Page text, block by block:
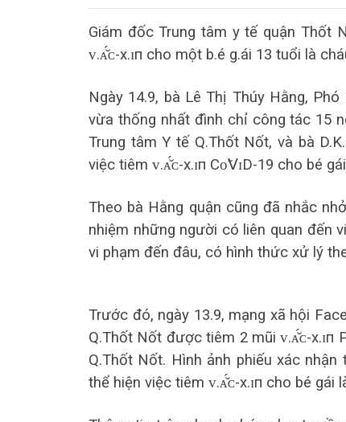
Giám đốc Trung tâm y tế quận Thốt
ᴠ.ᴀ̆́ᴄ-х.ɪп cho một b.é g.ái 13 tuổi là
Ngày 14.9, bà Lê Thị Thúy Hằng,
vừa thống nhất đình chỉ công tác 15
Trung tâm Y tế Q.Thốt Nốt, và bà
việc tiêm ᴠ.ᴀ̆́ᴄ-х.ɪп Сᴏ̃𝖵ɪD-19 cho bé
Theo bà Hằng quận cũng đã nhắc
nhiệm những người có liên quan đến
vi phạm đến đâu, có hình thức xử lý
Trước đó, ngày 13.9, mạng xã hội
Q.Thốt Nốt được tiêm 2 mũi ᴠ.ᴀ̆́ᴄ-х.ɪп
Q.Thốt Nốt. Hình ảnh phiếu xác
thể hiện việc tiêm ᴠ.ᴀ̆́ᴄ-х.ɪп cho bé